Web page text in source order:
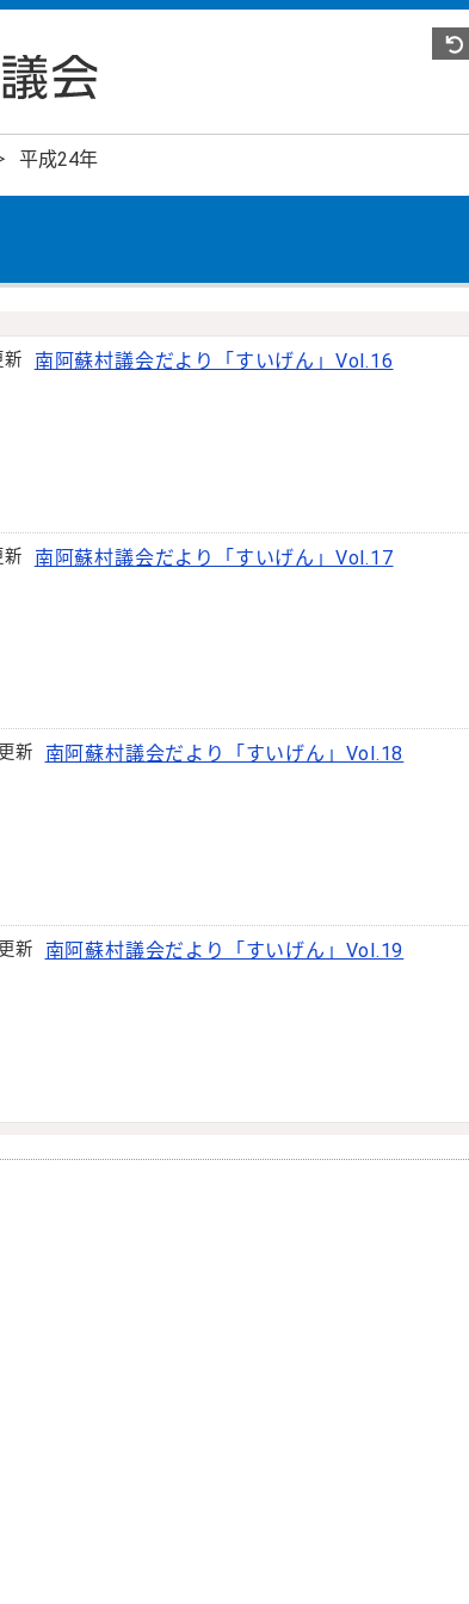
平成24年
新 南阿蘇村議会だより「すいげん」Vol.16
新 南阿蘇村議会だより「すいげん」Vol.17
新 南阿蘇村議会だより「すいげん」Vol.18
新 南阿蘇村議会だより「すいげん」Vol.19